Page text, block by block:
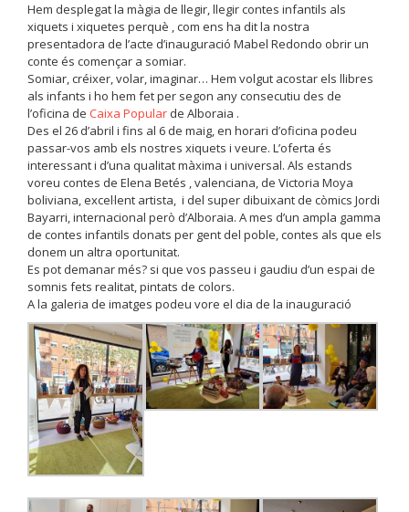
Hem desplegat la màgia de llegir, llegir contes infantils als
xiquets i xiquetes perquè , com ens ha dit la nostra
presentadora de l’acte d’inauguració Mabel Redondo obrir un
conte és començar a somiar.
Somiar, créixer, volar, imaginar… Hem volgut acostar els llibres
als infants i ho hem fet per segon any consecutiu des de
l’oficina de Caixa Popular de Alboraia .
Des el 26 d’abril i fins al 6 de maig, en horari d’oficina podeu
passar-vos amb els nostres xiquets i veure. L’oferta és
interessant i d’una qualitat màxima i universal. Als estands
voreu contes de Elena Betés , valenciana, de Victoria Moya
boliviana, excel·lent artista, i del super dibuixant de còmics Jordi
Bayarri, internacional però d’Alboraia. A mes d’un ampla gamma
de contes infantils donats per gent del poble, contes als que els
donem un altra oportunitat.
Es pot demanar més? si que vos passeu i gaudiu d’un espai de
somnis fets realitat, pintats de colors.
A la galeria de imatges podeu vore el dia de la inauguració